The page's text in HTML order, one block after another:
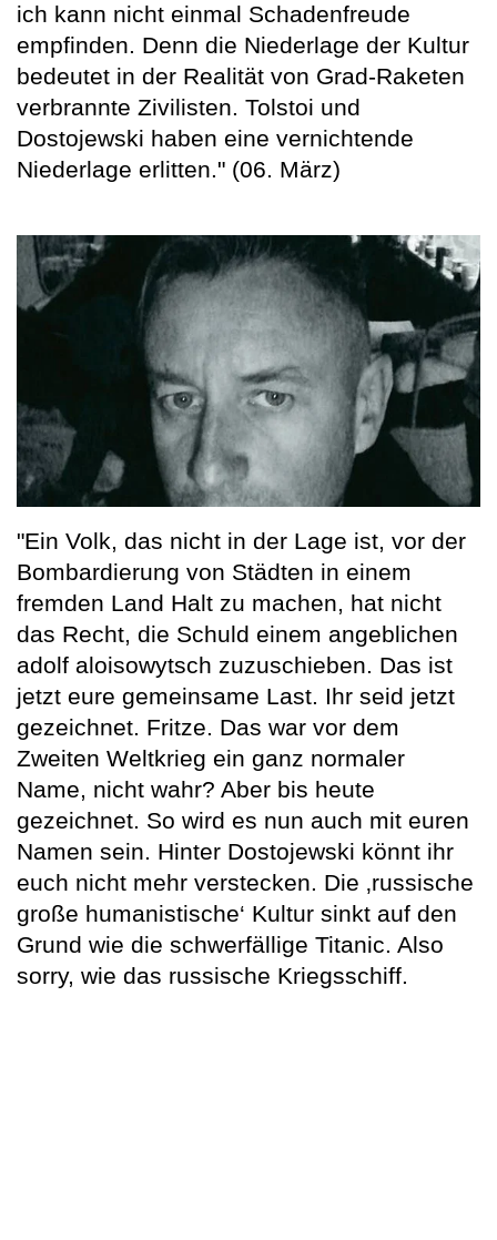
ich kann nicht einmal Schadenfreude
empfinden. Denn die Niederlage der Kultur
bedeutet in der Realität von Grad-Raketen
verbrannte Zivilisten. Tolstoi und
Dostojewski haben eine vernichtende
Niederlage erlitten." (06. März)
"Ein Volk, das nicht in der Lage ist, vor der
Bombardierung von Städten in einem
fremden Land Halt zu machen, hat nicht
das Recht, die Schuld einem angeblichen
adolf aloisowytsch zuzuschieben. Das ist
jetzt eure gemeinsame Last. Ihr seid jetzt
gezeichnet. Fritze. Das war vor dem
Zweiten Weltkrieg ein ganz normaler
Name, nicht wahr? Aber bis heute
gezeichnet. So wird es nun auch mit euren
Namen sein. Hinter Dostojewski könnt ihr
euch nicht mehr verstecken. Die ‚russische
große humanistische‘ Kultur sinkt auf den
Grund wie die schwerfällige Titanic. Also
sorry, wie das russische Kriegsschiff.